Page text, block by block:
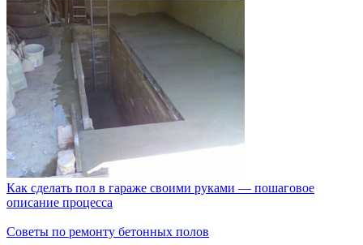
Как сделать пол в гараже своими руками — пошаговое
описание процесса
Советы по ремонту бетонных полов